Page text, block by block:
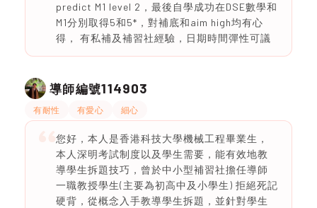
predict M1 level 2，最後自學成功在DSE數學和
M1分別取得5和5*，對補底和aim high均有心
得， 有私補及補習社經驗，日期時間彈性可議
導師編號114903
有耐性 有愛心 細心
您好，本人是香港科技大學機械工程畢業生，
本人深明考試制度以及學生需要，能有效地教
導學生拆題技巧，曾於中小型補習社擔任導師
一職教授學生(主要為初高中及小學生) 拒絕死記
硬背，從概念入手教導學生拆題，並針對學生